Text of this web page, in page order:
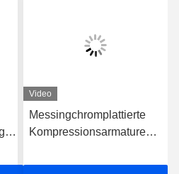
Video
Messingchromplattierte
Kompressionsarmaturen
Klempnerarmaturen